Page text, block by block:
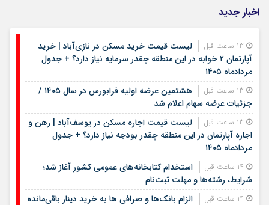
اخبار جدید
لیست قیمت خرید مسکن در نازی‌آباد | خرید
آپارتمان ۲ خوابه در این منطقه چقدر سرمایه نیاز دارد؟ + جدول
مردادماه ۱۴۰۵
هشتمین عرضه اولیه فرابورس در سال ۱۴۰۵ /
جزئیات عرضه سهام اعلام شد
لیست قیمت اجاره مسکن در یوسف‌آباد | رهن و
اجاره آپارتمان در این منطقه چقدر بودجه نیاز دارد؟ + جدول
مردادماه ۱۴۰۵
استخدام کتابخانه‌های عمومی کشور آغاز شد؛
شرایط، رشته‌ها و مهلت ثبت‌نام
الزام بانک‌ها و صرافی ها به خرید دینار باقی‌مانده